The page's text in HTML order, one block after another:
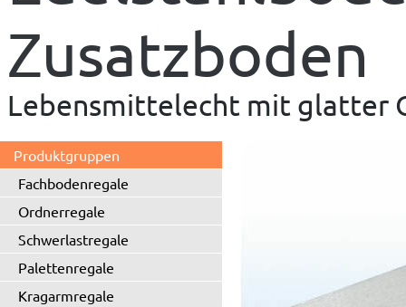
Zusatzboden
Lebensmittelecht mit glatter
Produktgruppen
Fachbodenregale
Ordnerregale
Schwerlastregale
Palettenregale
Kragarmregale